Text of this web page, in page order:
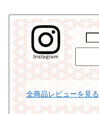
全商品レビューを見る